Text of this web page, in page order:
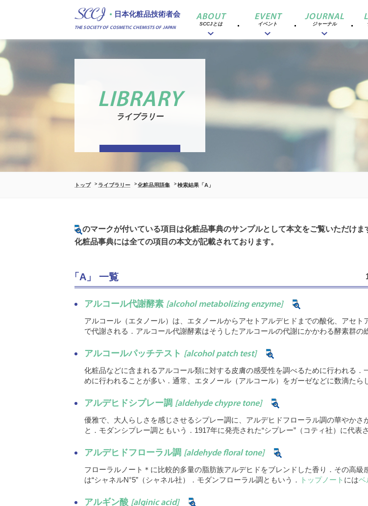
日本化粧品技術者会
THE SOCIETY OF COSMETIC CHEMISTS OF JAPAN
ABOUT
SCCJとは
EVENT
イベント
JOURNAL
ジャーナル
LIBRARY
ライブラリー
トップ ライブラリー 化粧品用語集 検索結果「A」
のマークが付いている項目は化粧品事典のサンプルとして本文をご覧いただけま
化粧品事典には全ての項目の本文が記載されております。
「A」 一覧
アルコール代謝酵素 [alcohol metabolizing enzyme]
アルコール（エタノール）は、エタノールからアセトアルデヒドまでの酸化、アセ
で代謝される．アルコール代謝酵素はそうしたアルコールの代謝にかかわる酵素群
アルコールパッチテスト [alcohol patch test]
化粧品などに含まれるアルコール類に対する皮膚の感受性を調べるために行われる
めに行われることが多い．通常、エタノール（アルコール）をガーゼなどに数滴た
アルデヒドシプレー調 [aldehyde chypre tone]
優雅で、大人らしさを感じさせるシプレー調に、アルデヒドフローラル調の華やか
と．モダンシプレー調ともいう．1917年に発売された“シプレー”（コティ社）に代
アルデヒドフローラル調 [aldehyde floral tone]
フローラルノート＊に比較的多量の脂肪族アルデヒドをブレンドした香り．その高
は“シャネルN°5”（シャネル社）．モダンフローラル調ともいう．
トップノート にはベ
アルギン酸 [alginic acid]